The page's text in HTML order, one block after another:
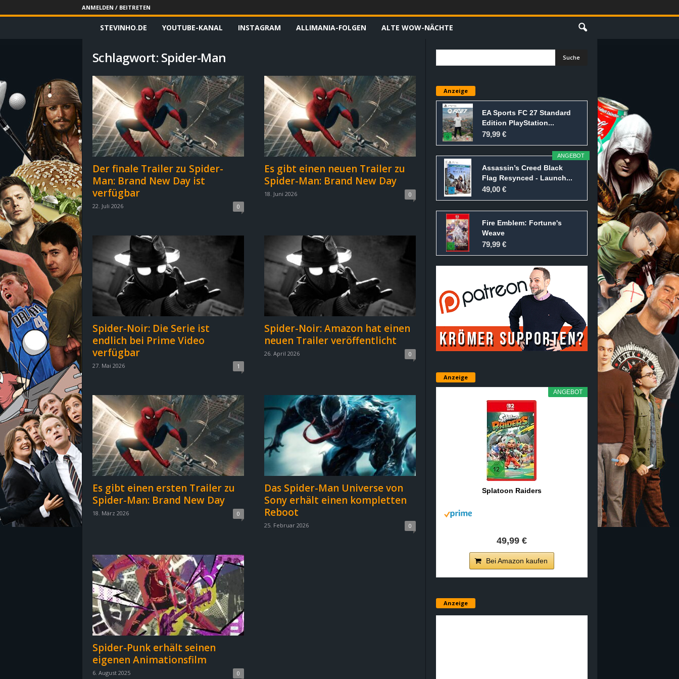
ANMELDEN / BEITRETEN
v
i
n
o
.
i
n
s
g
e
z
e
h
n
e
t
e
r
STEVINHO.DE YOUTUBE-KANAL INSTAGRAM ALLIMANIA-FOLGEN ALTE WOW-NÄCHTE
Schlagwort: Spider-Man
Der finale Trailer zu Spider-
Man: Brand New Day ist
verfügbar
22. Juli 2026 0
Es gibt einen neuen Trailer zu
Spider-Man: Brand New Day
18. Juni 2026 0
Spider-Noir: Die Serie ist
endlich bei Prime Video
verfügbar
27. Mai 2026 1
Spider-Noir: Amazon hat einen
neuen Trailer veröffentlicht
26. April 2026 0
Es gibt einen ersten Trailer zu
Spider-Man: Brand New Day
18. März 2026 0
Das Spider-Man Universe von
Sony erhält einen kompletten
Reboot
25. Februar 2026 0
Spider-Punk erhält seinen
eigenen Animationsfilm
6. August 2025 0
Anzeige
EA Sports FC 27 Standard
Edition PlayStation...
79,99 €
ANGEBOT
Assassin’s Creed Black
Flag Resynced - Launch...
49,00 €
Fire Emblem: Fortune's
Weave
79,99 €
Anzeige
ANGEBOT
Splatoon Raiders
49,99 €
Bei Amazon kaufen
Anzeige